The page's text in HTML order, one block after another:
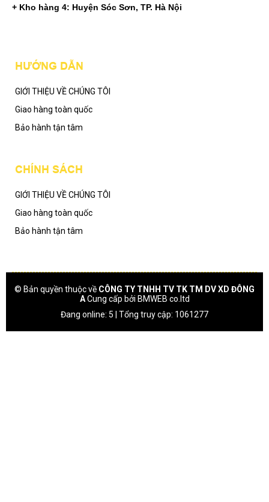
+ Kho hàng 4: Huyện Sóc Sơn, TP. Hà Nội
HƯỚNG DẪN
GIỚI THIỆU VỀ CHÚNG TÔI
Giao hàng toàn quốc
Bảo hành tận tâm
CHÍNH SÁCH
GIỚI THIỆU VỀ CHÚNG TÔI
Giao hàng toàn quốc
Bảo hành tận tâm
© Bản quyền thuộc về CÔNG TY TNHH TV TK TM DV XD ĐÔNG
ACung cấp bởi BMWEB co.ltd
Đang online: 5 | Tổng truy cập: 1061277